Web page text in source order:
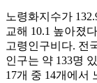
노령화지수가
교해 10.1 높아졌
고령인구비다. 전
인구는 약 133명
17개 중 14개에서